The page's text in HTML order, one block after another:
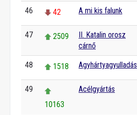
46 42 A mi kis falunk
47 2509
II. Katalin orosz
cárnő
48 1518 Agyhártyagyulladás
49
10163
Acélgyártás